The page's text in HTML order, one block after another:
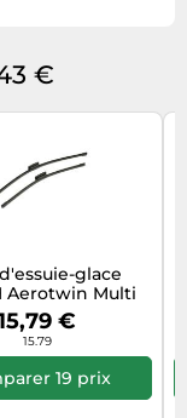
€
glace
Aerotwin Multi
600/475mm,
2 Pièce
€
15.79
19 prix